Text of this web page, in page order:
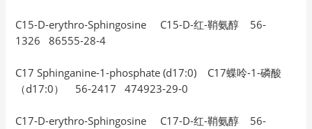
C15-D-erythro-Sphingosine C15-D-红-鞘氨醇 56-
1326 86555-28-4
C17 Sphinganine-1-phosphate (d17:0) C17蝶呤-1-磷酸
（d17:0） 56-2417 474923-29-0
C17-D-erythro-Sphingosine C17-D-红-鞘氨醇 56-